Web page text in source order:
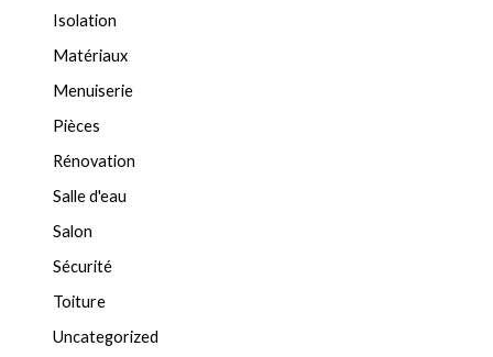
Isolation
Matériaux
Menuiserie
Pièces
Rénovation
Salle d'eau
Salon
Sécurité
Toiture
Uncategorized